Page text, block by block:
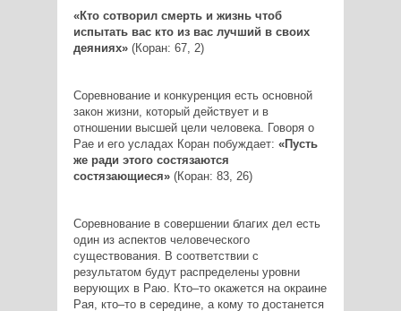
«Кто сотворил смерть и жизнь чтоб
испытать вас кто из вас лучший в своих
деяниях» (Коран: 67, 2)
Соревнование и конкуренция есть основной
закон жизни, который действует и в
отношении высшей цели человека. Говоря о
Рае и его усладах Коран побуждает: «Пусть
же ради этого состязаются
состязающиеся»(Коран: 83, 26)
Соревнование в совершении благих дел есть
один из аспектов человеческого
существования. В соответствии с
результатом будут распределены уровни
верующих в Раю. Кто–то окажется на окраине
Рая, кто–то в середине, а кому то достанется